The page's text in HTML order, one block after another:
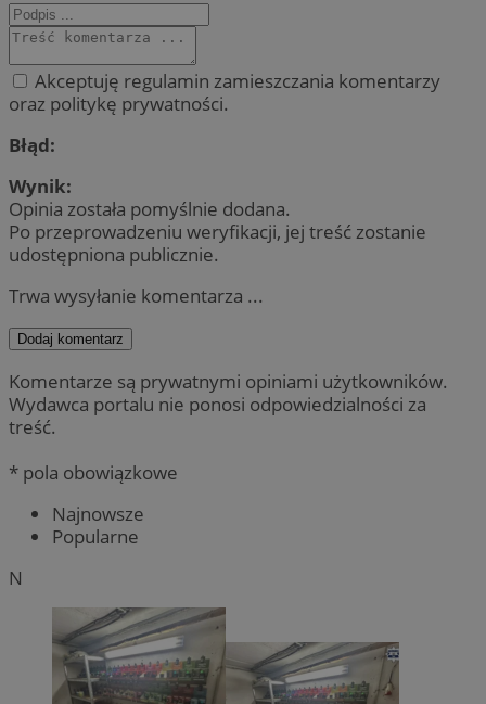
Akceptuję regulamin zamieszczania komentarzy
oraz politykę prywatności.
Błąd:
Wynik:
Opinia została pomyślnie dodana.
Po przeprowadzeniu weryfikacji, jej treść zostanie
udostępniona publicznie.
Trwa wysyłanie komentarza ...
Dodaj komentarz
Komentarze są prywatnymi opiniami użytkowników.
Wydawca portalu nie ponosi odpowiedzialności za
treść.
* pola obowiązkowe
Najnowsze
Popularne
N